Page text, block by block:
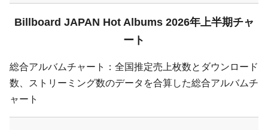
Billboard JAPAN Hot Albums 2026年上半期チャ
ート
総合アルバムチャート：全国推定売上枚数とダウンロード
数、ストリーミング数のデータを合算した総合アルバムチ
ャート